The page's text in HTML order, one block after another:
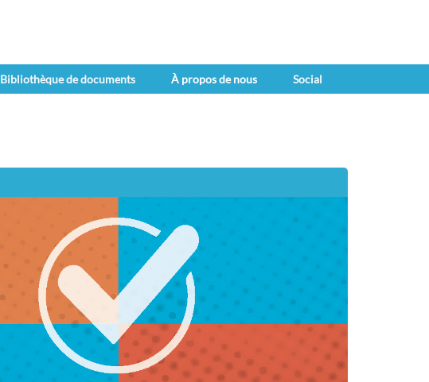
Bibliothèque de documents À propos de nous Social